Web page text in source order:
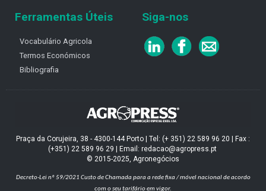
Ferramentas Úteis
Vocabulário Agricola
Termos Económicos
Bibliografia
Siga-nos
Praça da Corujeira, 38 - 4300-144 Porto | Tel: (+ 351) 22 589 96 20 | Fax :
(+351) 22 589 96 29 | Email: redacao@agropress.pt
© 2015-2025, Agronegócios
Decreto-Lei nº 59/2021 Custo de Chamada para a rede fixa / móvel nacional de acordo
com o seu tarifário em vigor.